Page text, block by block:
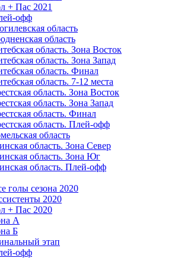
+ Пас 2021
офф
область
область
область. Зона Восток
область. Зона Запад
область. Финал
область. 7-12 места
область. Зона Восток
область. Зона Запад
область. Финал
область. Плей-офф
область
область. Зона Север
область. Зона Юг
область. Плей-офф
голы сезона 2020
2020
+ Пас 2020
А
Б
этап
офф